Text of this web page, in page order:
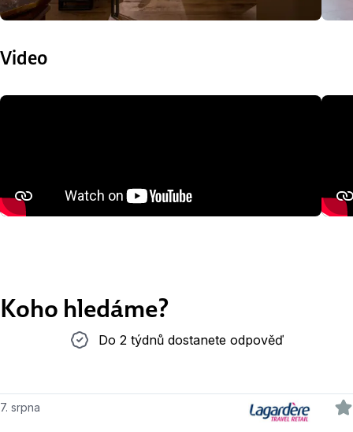
Video
Koho hledáme?
Do 2 týdnů dostanete odpověď
Do 2 týdnů dostanete odpověď
7. srpna